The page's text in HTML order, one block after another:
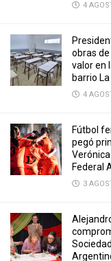
4
obras
valor en
barrio
4
Fútbol
pegó
Federal
3